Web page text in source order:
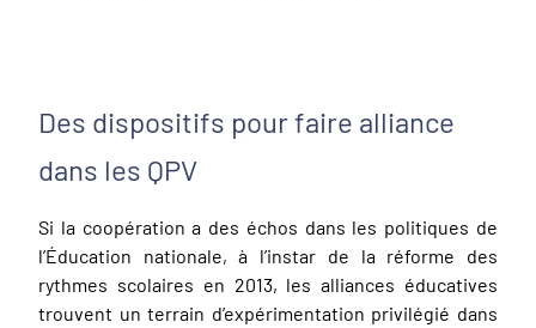
Des dispositifs pour faire alliance
dans les QPV
Si la coopération a des échos dans les politiques de
l’Éducation nationale, à l’instar de la réforme des
rythmes scolaires en 2013, les alliances éducatives
trouvent un terrain d’expérimentation privilégié dans